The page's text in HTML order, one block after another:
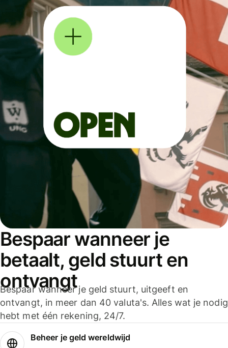
Bespaar wanneer je
betaalt, geld stuurt en
ontvangt
Bespaar wanneer je geld stuurt, uitgeeft en
ontvangt, in meer dan 40 valuta's. Alles wat je nodig
hebt met één rekening, 24/7.
Beheer je geld wereldwijd